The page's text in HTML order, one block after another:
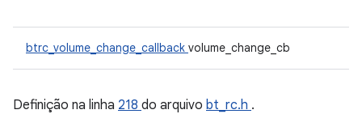
btrc_volume_change_callback volume_change_cb
Definição na linha 218 do arquivo bt_rc.h .